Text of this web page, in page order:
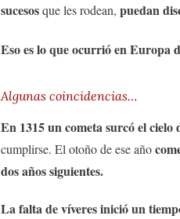
sucesosque les rodean, puedan
Eso es lo que ocurrió en Europa
Algunas coincidencias…
En 1315 un cometa surcó el cielo
cumplirse. El otoño de ese año
dos años siguientes.
La falta de víveres inició un